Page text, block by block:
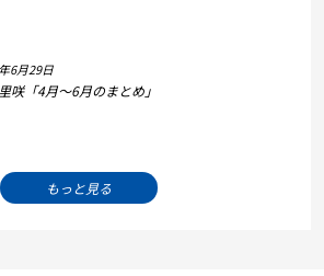
6月29日
咲「4月～6月のまとめ」
もっと見る